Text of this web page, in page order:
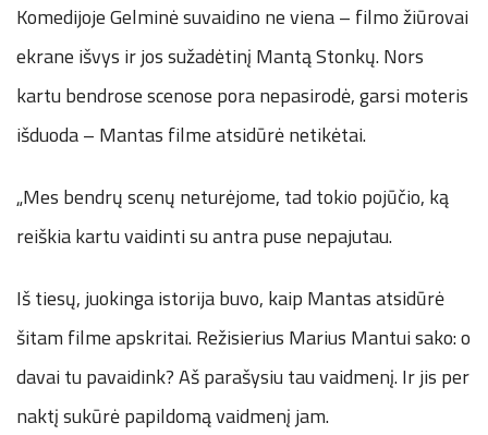
Komedijoje Gelminė suvaidino ne viena – filmo žiūrovai
ekrane išvys ir jos sužadėtinį Mantą Stonkų. Nors
kartu bendrose scenose pora nepasirodė, garsi moteris
išduoda – Mantas filme atsidūrė netikėtai.
„Mes bendrų scenų neturėjome, tad tokio pojūčio, ką
reiškia kartu vaidinti su antra puse nepajutau.
Iš tiesų, juokinga istorija buvo, kaip Mantas atsidūrė
šitam filme apskritai. Režisierius Marius Mantui sako: o
davai tu pavaidink? Aš parašysiu tau vaidmenį. Ir jis per
naktį sukūrė papildomą vaidmenį jam.